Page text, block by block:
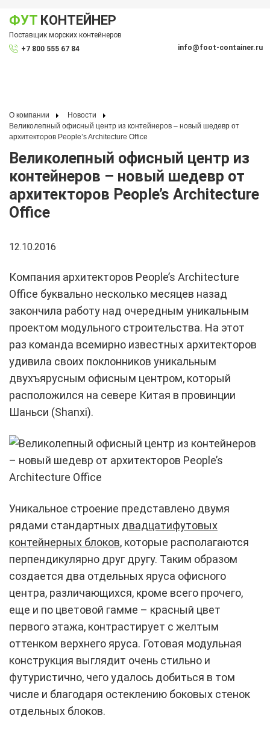
ФУТ КОНТЕЙНЕР
Поставщик морских контейнеров
+7 800 555 67 84
info@foot-container.ru
О компании
Новости
Великолепный офисный центр из контейнеров – новый шедевр от
архитекторов People’s Architecture Office
Великолепный офисный центр из
контейнеров – новый шедевр от
архитекторов People’s Architecture
Office
12.10.2016
Компания архитекторов People’s Architecture
Office буквально несколько месяцев назад
закончила работу над очередным уникальным
проектом модульного строительства. На этот
раз команда всемирно известных архитекторов
удивила своих поклонников уникальным
двухъярусным офисным центром, который
расположился на севере Китая в провинции
Шаньси (Shanxi).
Уникальное строение представлено двумя
рядами стандартных двадцатифутовых
контейнерных блоков, которые располагаются
перпендикулярно друг другу. Таким образом
создается два отдельных яруса офисного
центра, различающихся, кроме всего прочего,
еще и по цветовой гамме – красный цвет
первого этажа, контрастирует с желтым
оттенком верхнего яруса. Готовая модульная
конструкция выглядит очень стильно и
футуристично, чего удалось добиться в том
числе и благодаря остеклению боковых стенок
отдельных блоков.
меню